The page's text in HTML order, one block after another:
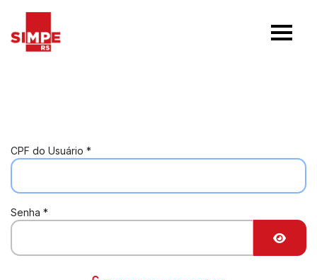
CPF do Usuário *
Senha *